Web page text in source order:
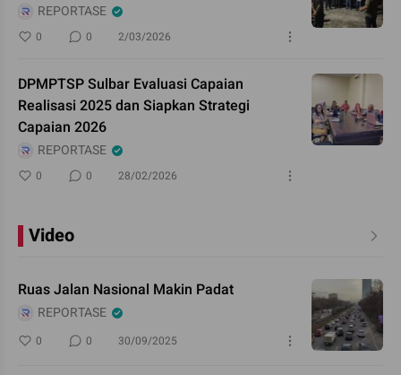
REPORTASE
0 0 2/03/2026
DPMPTSP Sulbar Evaluasi Capaian
Realisasi 2025 dan Siapkan Strategi
Capaian 2026
REPORTASE
0 0 28/02/2026
Video
Ruas Jalan Nasional Makin Padat
REPORTASE
0 0 30/09/2025